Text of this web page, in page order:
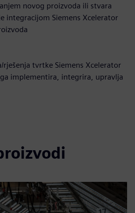
novog proizvoda ili stvara
integracijom Siemens Xcelerator
rješenja tvrtke Siemens Xcelerator
implementira, integrira, upravlja